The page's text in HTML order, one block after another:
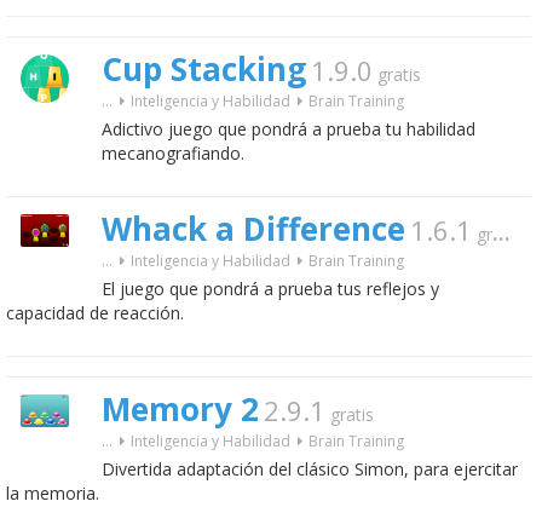
Cup Stacking 1.9.0 gratis
... Inteligencia y Habilidad Brain Training
Adictivo juego que pondrá a prueba tu habilidad
mecanografiando.
Whack a Difference 1.6.1 gratis
... Inteligencia y Habilidad Brain Training
El juego que pondrá a prueba tus reflejos y
capacidad de reacción.
Memory 2 2.9.1 gratis
... Inteligencia y Habilidad Brain Training
Divertida adaptación del clásico Simon, para ejercitar
la memoria.